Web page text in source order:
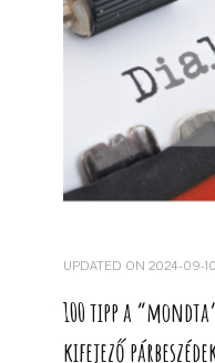
UPDATED ON 2024-09-10
100 tipp a
kifejező